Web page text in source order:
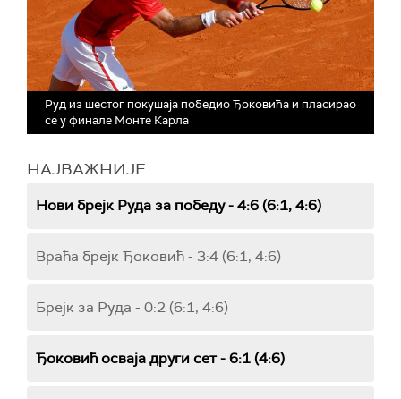
Руд из шестог покушаја победио Ђоковића и пласирао
се у финале Монте Карла
НАЈВАЖНИЈЕ
Нови брејк Руда за победу - 4:6 (6:1, 4:6)
Враћа брејк Ђоковић - 3:4 (6:1, 4:6)
Брејк за Руда - 0:2 (6:1, 4:6)
Ђоковић осваја други сет - 6:1 (4:6)